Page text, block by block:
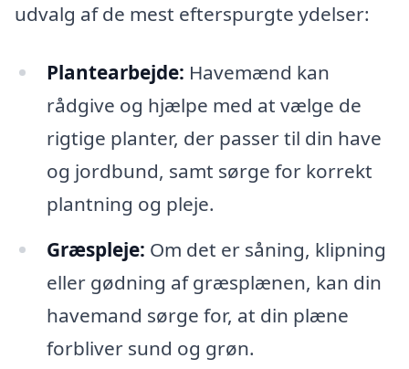
udvalg af de mest efterspurgte ydelser:
Plantearbejde: Havemænd kan
rådgive og hjælpe med at vælge de
rigtige planter, der passer til din have
og jordbund, samt sørge for korrekt
plantning og pleje.
Græspleje: Om det er såning, klipning
eller gødning af græsplænen, kan din
havemand sørge for, at din plæne
forbliver sund og grøn.